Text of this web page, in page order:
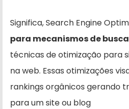
Significa, Search Engine
para mecanismos de
técnicas de otimização para
na web. Essas otimizações
rankings orgânicos gerando
para um site ou blog